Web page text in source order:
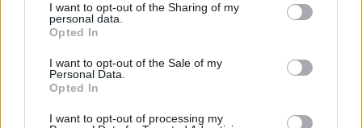
I want to opt-out of the Sharing of my
personal data.
Opted In
I want to opt-out of the Sale of my
Personal Data.
Opted In
I want to opt-out of processing my